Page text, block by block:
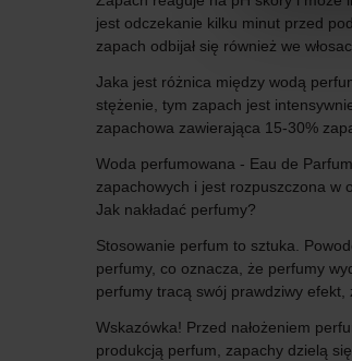
jest odczekanie kilku minut przed
zapach odbijał się również we
Jaka jest różnica między wodą
stężenie, tym zapach jest
zapachowa zawierająca 15-30%
Woda perfumowana - Eau de
zapachowych i jest rozpuszczona w
Jak nakładać perfumy?
Stosowanie perfum to sztuka.
perfumy, co oznacza, że ​​perfumy
perfumy tracą swój prawdziwy
Wskazówka! Przed nałożeniem
produkcją perfum, zapachy dzielą